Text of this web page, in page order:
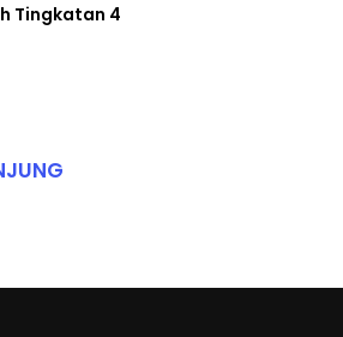
Tingkatan 4